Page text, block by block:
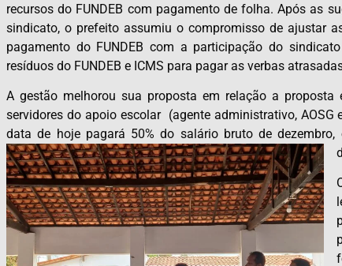
recursos do FUNDEB com pagamento de folha. Após as
sindicato, o prefeito assumiu o compromisso de ajustar
pagamento do FUNDEB com a participação do
resíduos do FUNDEB e ICMS para pagar as verbas
A gestão melhorou sua proposta em relação a
servidores do apoio escolar (agente administrativo,
data de hoje pagará 50% do salário bruto de